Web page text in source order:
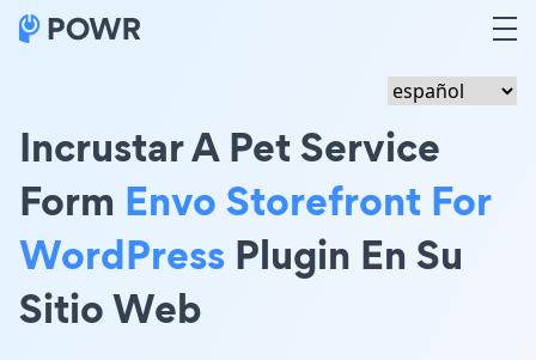
Incrustar A Pet Service
Form Envo Storefront For
WordPress Plugin En Su
Sitio Web